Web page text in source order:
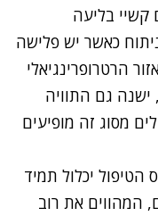
בליעה
כאשר יש פלישה
הרטרופרינגיאלי
ישנה גם התוויה
מסוג זה מופיעים
הטיפול יכלול תמיד
המהווים את רוב